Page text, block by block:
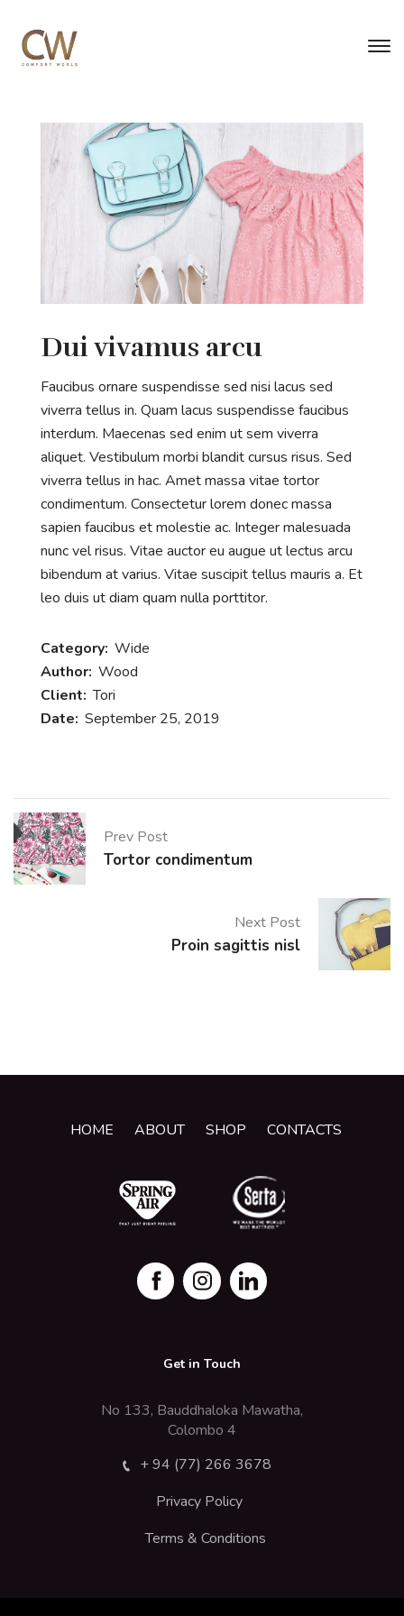
Dui vivamus arcu
Faucibus ornare suspendisse sed nisi lacus sed
viverra tellus in. Quam lacus suspendisse faucibus
interdum. Maecenas sed enim ut sem viverra
aliquet. Vestibulum morbi blandit cursus risus. Sed
viverra tellus in hac. Amet massa vitae tortor
condimentum. Consectetur lorem donec massa
sapien faucibus et molestie ac. Integer malesuada
nunc vel risus. Vitae auctor eu augue ut lectus arcu
bibendum at varius. Vitae suscipit tellus mauris a. Et
leo duis ut diam quam nulla porttitor.
Category: Wide
Author: Wood
Client: Tori
Date: September 25, 2019
Prev Post
Tortor condimentum
Next Post
Proin sagittis nisl
HOME ABOUT SHOP CONTACTS
Get in Touch
No 133, Bauddhaloka Mawatha,
Colombo 4
+ 94 (77) 266 3678
Privacy Policy
Terms & Conditions